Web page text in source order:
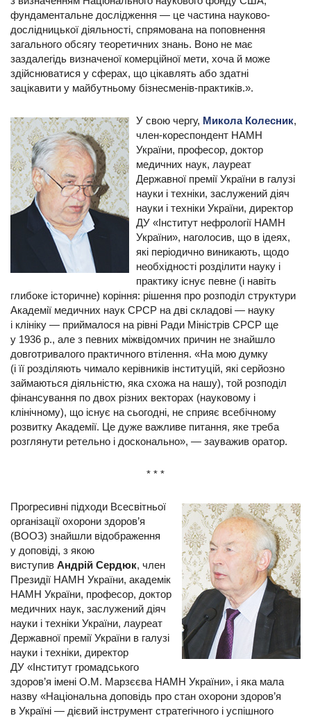
фундаментальне дослідження — це частина науково-
дослідницької діяльності, спрямована на поповнення
загального обсягу теоретичних знань. Воно не має
заздалегідь визначеної комерційної мети, хоча й може
здійснюватися у сферах, що цікавлять або здатні
зацікавити у майбутньому бізнесменів-практиків.».
У свою чергу, Микола Колесник,
член-кореспондент НАМН
України, професор, доктор
медичних наук, лауреат
Державної премії України в галузі
науки і техніки, заслужений діяч
науки і техніки України, директор
ДУ «Інститут нефрології НАМН
України», наголосив, що в ідеях,
які періодично виникають, щодо
необхідності розділити науку і
практику існує певне (і навіть
глибоке історичне) коріння: рішення про розподіл структури
Академії медичних наук СРСР на дві складові — науку
і клініку — приймалося на рівні Ради Міністрів СРСР ще
у 1936 р., але з певних міжвідомчих причин не знайшло
довготривалого практичного втілення. «На мою думку
(і її розділяють чимало керівників інституцій, які серйозно
займаються діяльністю, яка схожа на нашу), той розподіл
фінансування по двох різних векторах (науковому і
клінічному), що існує на сьогодні, не сприяє всебічному
розвитку Академії. Це дуже важливе питання, яке треба
розглянути ретельно і досконально», — зауважив оратор.
* * *
Прогресивні підходи Всесвітньої
організації охорони здоров’я
(ВООЗ) знайшли відображення
у доповіді, з якою
виступив Андрій Сердюк, член
Президії НАМН України, академік
НАМН України, професор, доктор
медичних наук, заслужений діяч
науки і техніки України, лауреат
Державної премії України в галузі
науки і техніки, директор
ДУ «Інститут громадського
здоров’я імені О.М. Марзєєва НАМН України», і яка мала
назву «Національна доповідь про стан охорони здоров’я
в Україні — дієвий інструмент стратегічного і успішного